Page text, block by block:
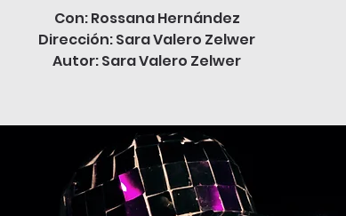
Con: Rossana Hernández
Dirección: Sara Valero Zelwer
Autor: Sara Valero Zelwer